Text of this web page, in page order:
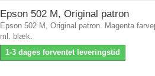
Epson 502 M, Original patron
Epson 502 M, Original patron. Magenta
ml. blæk.
1-3 dages forventet leveringstid